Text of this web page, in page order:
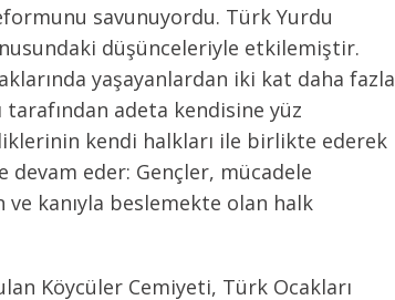
savunuyordu. Türk Yurdu
düşünceleriyle etkilemiştir.
yaşayanlardan iki kat daha fazla
adeta kendisine yüz
kendi halkları ile birlikte ederek
devam eder: Gençler, mücadele
kanıyla beslemekte olan halk
Köycüler Cemiyeti, Türk Ocakları